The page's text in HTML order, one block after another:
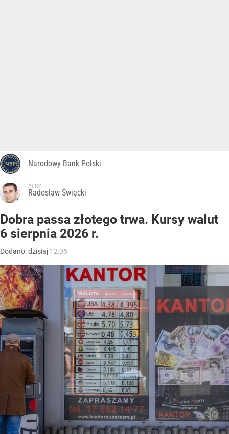
Narodowy Bank Polski
Autor:
Radosław Święcki
Dobra passa złotego trwa. Kursy walut
6 sierpnia 2026 r.
Dodano:dzisiaj 12:05